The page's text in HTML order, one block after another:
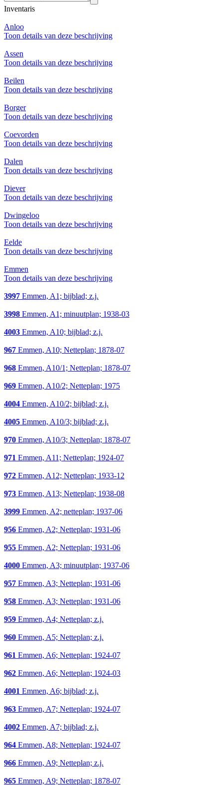
Inventaris
Anloo
Toon details van deze beschrijving
Assen
Toon details van deze beschrijving
Beilen
Toon details van deze beschrijving
Borger
Toon details van deze beschrijving
Coevorden
Toon details van deze beschrijving
Dalen
Toon details van deze beschrijving
Diever
Toon details van deze beschrijving
Dwingeloo
Toon details van deze beschrijving
Eelde
Toon details van deze beschrijving
Emmen
Toon details van deze beschrijving
3997 Emmen, A1; bijblad; z.j.
3998 Emmen, A1; minuutplan; 1938-03
4003 Emmen, A10; bijblad; z.j.
967 Emmen, A10; Netteplan; 1878-07
968 Emmen, A10/1; Netteplan; 1878-07
969 Emmen, A10/2; Netteplan; 1975
4004 Emmen, A10/2; bijblad; z.j.
4005 Emmen, A10/3; bijblad; z.j.
970 Emmen, A10/3; Netteplan; 1878-07
971 Emmen, A11; Netteplan; 1924-07
972 Emmen, A12; Netteplan; 1933-12
973 Emmen, A13; Netteplan; 1938-08
3999 Emmen, A2; netteplan; 1937-06
956 Emmen, A2; Netteplan; 1931-06
955 Emmen, A2; Netteplan; 1931-06
4000 Emmen, A3; minuutplan; 1937-06
957 Emmen, A3; Netteplan; 1931-06
958 Emmen, A3; Netteplan; 1931-06
959 Emmen, A4; Netteplan; z.j.
960 Emmen, A5; Netteplan; z.j.
961 Emmen, A6; Netteplan; 1924-07
962 Emmen, A6; Netteplan; 1924-03
4001 Emmen, A6; bijblad; z.j.
963 Emmen, A7; Netteplan; 1924-07
4002 Emmen, A7; bijblad; z.j.
964 Emmen, A8; Netteplan; 1924-07
966 Emmen, A9; Netteplan; z.j.
965 Emmen, A9; Netteplan; 1878-07